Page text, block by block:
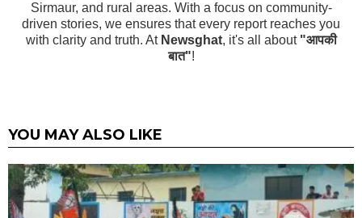
Sirmaur, and rural areas. With a focus on community-
driven stories, we ensures that every report reaches you
with clarity and truth. At Newsghat, it's all about "आपकी
बात"!
YOU MAY ALSO LIKE